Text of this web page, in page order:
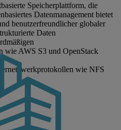
Speicherplattform, die
Datenmanagement bietet
benutzerfreundlicher globaler
Daten
wie AWS S3 und OpenStack
wie NFS